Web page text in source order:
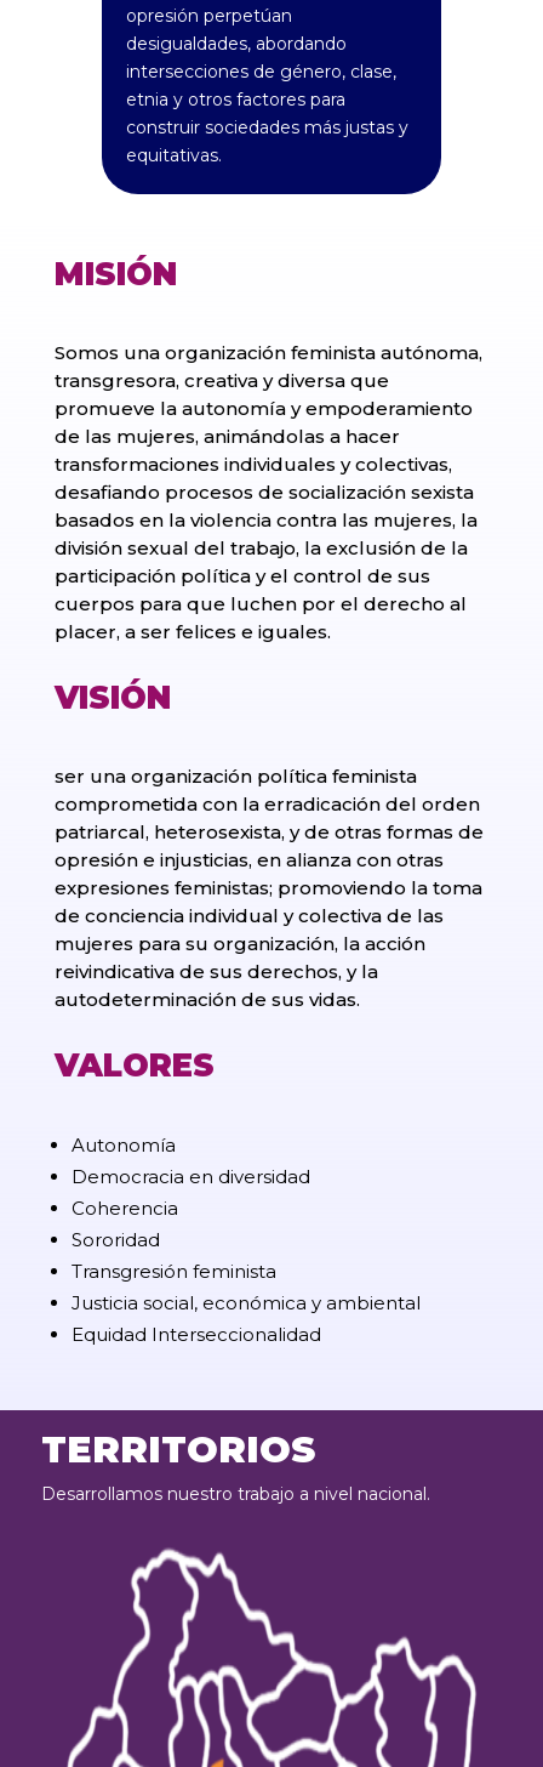
opresión perpetúan
desigualdades, abordando
intersecciones de género, clase,
etnia y otros factores para
construir sociedades más justas y
equitativas.
MISIÓN
Somos una organización feminista autónoma,
transgresora, creativa y diversa que
promueve la autonomía y empoderamiento
de las mujeres, animándolas a hacer
transformaciones individuales y colectivas,
desafiando procesos de socialización sexista
basados en la violencia contra las mujeres, la
división sexual del trabajo, la exclusión de la
participación política y el control de sus
cuerpos para que luchen por el derecho al
placer, a ser felices e iguales.
VISIÓN
ser una organización política feminista
comprometida con la erradicación del orden
patriarcal, heterosexista, y de otras formas de
opresión e injusticias, en alianza con otras
expresiones feministas; promoviendo la toma
de conciencia individual y colectiva de las
mujeres para su organización, la acción
reivindicativa de sus derechos, y la
autodeterminación de sus vidas.
VALORES
Autonomía
Democracia en diversidad
Coherencia
Sororidad
Transgresión feminista
Justicia social, económica y ambiental
Equidad Interseccionalidad
TERRITORIOS
Desarrollamos nuestro trabajo a nivel nacional.